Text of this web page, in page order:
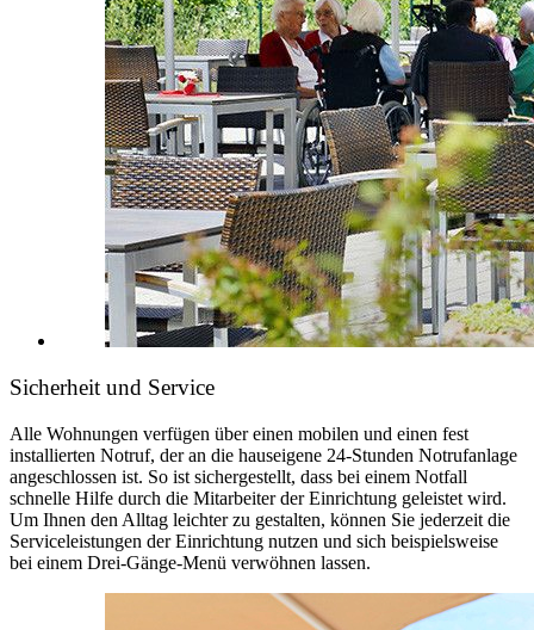
Sicherheit und Service
Alle Wohnungen verfügen über einen mobilen und einen fest
installierten Notruf, der an die hauseigene 24-Stunden Notrufanlage
angeschlossen ist. So ist sichergestellt, dass bei einem Notfall
schnelle Hilfe durch die Mitarbeiter der Einrichtung geleistet wird.
Um Ihnen den Alltag leichter zu gestalten, können Sie jederzeit die
Serviceleistungen der Einrichtung nutzen und sich beispielsweise
bei einem Drei-Gänge-Menü verwöhnen lassen.